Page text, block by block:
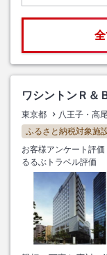
ワシントンＲ＆
東京都 八王子・高
ふるさと納税対象施
お客様アンケート評価
るるぶトラベル評価